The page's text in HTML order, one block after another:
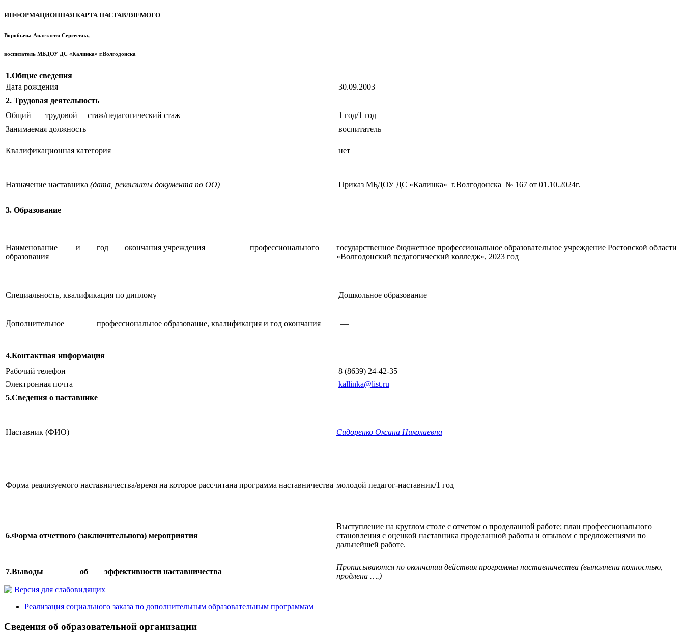
ИНФОРМАЦИОННАЯ КАРТА НАСТАВЛЯЕМОГО
Воробьева Анастасия Сергеевна,
воспитатель МБДОУ ДС «Калинка» г.Волгодонска
1.Общие сведения
Дата рождения
30.09.2003
2. Трудовая деятельность
Общий трудовой стаж/педагогический стаж
1 год/1 год
Занимаемая должность
воспитатель
Квалификационная категория нет
Назначение наставника (дата, реквизиты документа по ОО) Приказ МБДОУ ДС «Калинка» г.Волгодонска № 167 от 01.10.2024г.
3. Образование
Наименование и год окончания учреждения профессионального
образования
государственное бюджетное профессиональное образовательное учреждение Ростовской области
«Волгодонский педагогический колледж», 2023 год
Специальность, квалификация по диплому Дошкольное образование
Дополнительное профессиональное образование, квалификация и год окончания —
4.Контактная информация
Рабочий телефон
8 (8639) 24-42-35
Электронная почта
kallinka@list.ru
5.Сведения о наставнике
Наставник (ФИО) Сидоренко Оксана Николаевна
Форма реализуемого наставничества/время на которое рассчитана программа наставничества молодой педагог-наставник/1 год
6.Форма отчетного (заключительного) мероприятия
Выступление на круглом столе с отчетом о проделанной работе; план профессионального
становления с оценкой наставника проделанной работы и отзывом с предложениями по
дальнейшей работе.
7.Выводы об эффективности наставничества
Прописываются по окончании действия программы наставничества (выполнена полностью,
продлена ….)
Версия для слабовидящих
Реализация социального заказа по дополнительным образовательным программам
Сведения об образовательной организации